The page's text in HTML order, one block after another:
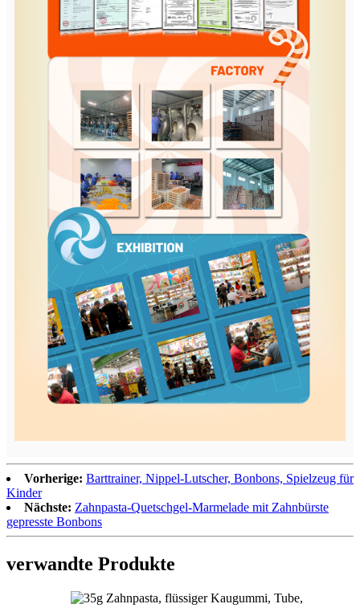
Vorherige: Barttrainer, Nippel-Lutscher, Bonbons, Spielzeug für
Kinder
Nächste: Zahnpasta-Quetschgel-Marmelade mit Zahnbürste
gepresste Bonbons
verwandte Produkte